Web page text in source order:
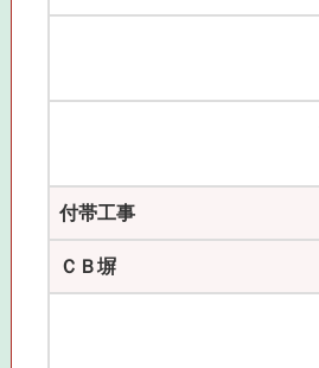
付帯工事
ＣＢ塀